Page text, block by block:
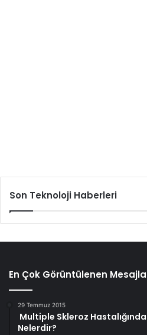
Son Teknoloji Haberleri
En Çok Görüntülenen
29 Temmuz 2015
Multiple Skleroz
Nelerdir?